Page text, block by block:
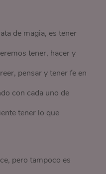
de magia, es tener
tener, hacer y
pensar y tener fe en
con cada uno de
tener lo que
pero tampoco es